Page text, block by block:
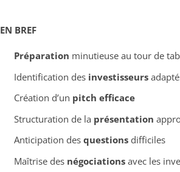
EN BREF
Préparation minutieuse au tour de
Identification des investisseurs
Création d’un pitch efficace
Structuration de la présentation
Anticipation des questionsdifficiles
Maîtrise des négociationsavec les